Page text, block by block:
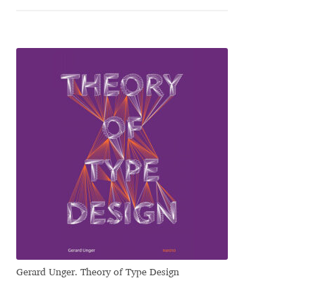
Khaled Hosny
Konstantin Lukjanov
Kostas Bartsokas
Krista Radoeva
Gerard Unger. Theory of Type Design